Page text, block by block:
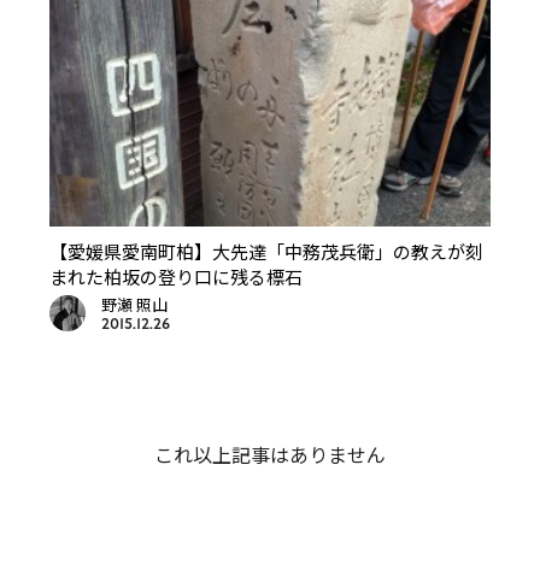
【愛媛県愛南町柏】大先達「中務茂兵衛」の教えが刻
まれた柏坂の登り口に残る標石
野瀬 照山
2015.12.26
これ以上記事はありません